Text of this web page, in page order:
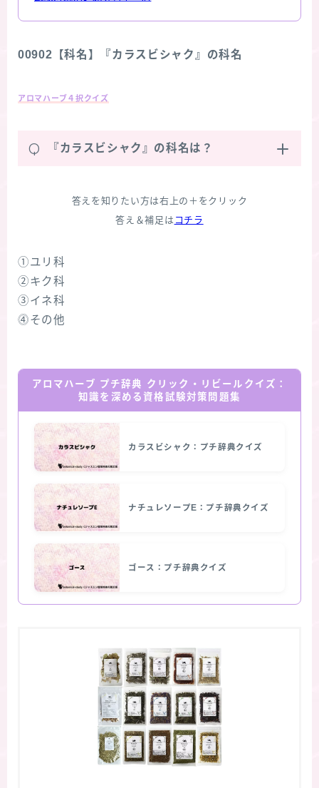
00902【科名】『カラスビシャク』の科名
アロマハーブ４択クイズ
Q 『カラスビシャク』の科名は？
答えを知りたい方は右上の＋をクリック
答え＆補足は コチラ
①ユリ科
②キク科
③イネ科
⓸その他
アロマハーブ プチ辞典 クリック・リビールクイズ：
知識を深める資格試験対策問題集
カラスビシャク：プチ辞典クイズ
ナチュレソープE：プチ辞典クイズ
ゴース：プチ辞典クイズ